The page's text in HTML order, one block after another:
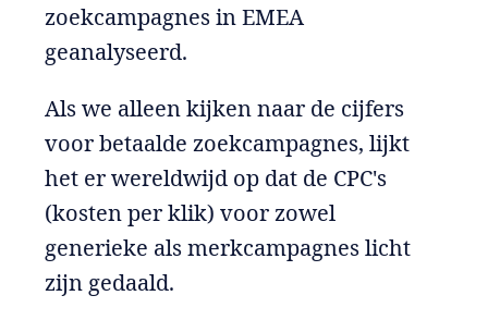
zoekcampagnes in EMEA
geanalyseerd.
Als we alleen kijken naar de cijfers
voor betaalde zoekcampagnes, lijkt
het er wereldwijd op dat de CPC's
(kosten per klik) voor zowel
generieke als merkcampagnes licht
zijn gedaald.